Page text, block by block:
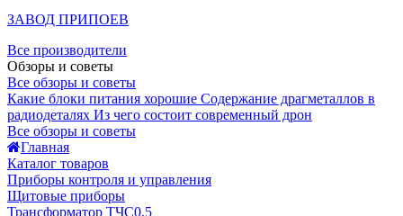
ЗАВОД ПРИПОЕВ
Все производители
Обзоры и советы
Все обзоры и советы
Какие блоки питания хорошие Содержание драгметаллов в
радиодеталях Из чего состоит современный дрон
Все обзоры и советы
Главная
Каталог товаров
Приборы контроля и управления
Щитовые приборы
Трансформатор ТЧС0,5